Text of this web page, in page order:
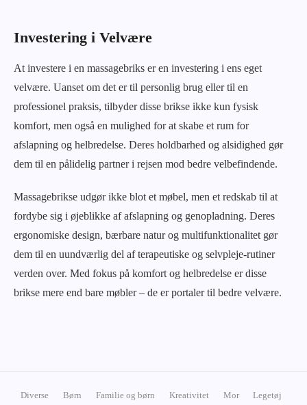
Investering i Velvære
At investere i en massagebriks er en investering i ens eget
velvære. Uanset om det er til personlig brug eller til en
professionel praksis, tilbyder disse brikse ikke kun fysisk
komfort, men også en mulighed for at skabe et rum for
afslapning og helbredelse. Deres holdbarhed og alsidighed gør
dem til en pålidelig partner i rejsen mod bedre velbefindende.
Massagebrikse udgør ikke blot et møbel, men et redskab til at
fordybe sig i øjeblikke af afslapning og genopladning. Deres
ergonomiske design, bærbare natur og multifunktionalitet gør
dem til en uundværlig del af terapeutiske og selvpleje-rutiner
verden over. Med fokus på komfort og helbredelse er disse
brikse mere end bare møbler – de er portaler til bedre velvære.
Diverse Børn Familie og børn Kreativitet Mor
Legetøj